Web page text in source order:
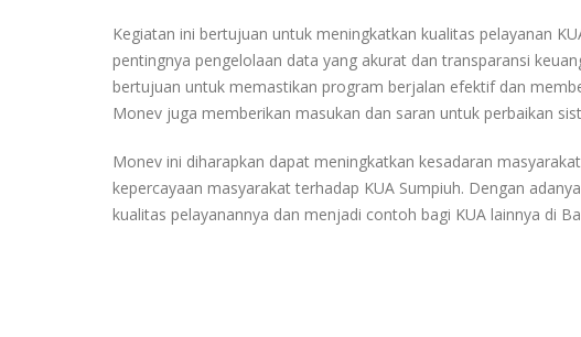
Kegiatan ini bertujuan untuk meningkatkan kualitas pelayanan
pentingnya pengelolaan data yang akurat dan transparansi
bertujuan untuk memastikan program berjalan efektif dan
Monev juga memberikan masukan dan saran untuk perbaikan
Monev ini diharapkan dapat meningkatkan kesadaran
kepercayaan masyarakat terhadap KUA Sumpiuh. Dengan
kualitas pelayanannya dan menjadi contoh bagi KUA lainnya di